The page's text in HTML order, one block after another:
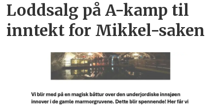
Loddsalg på A-kamp til
inntekt for Mikkel-saken